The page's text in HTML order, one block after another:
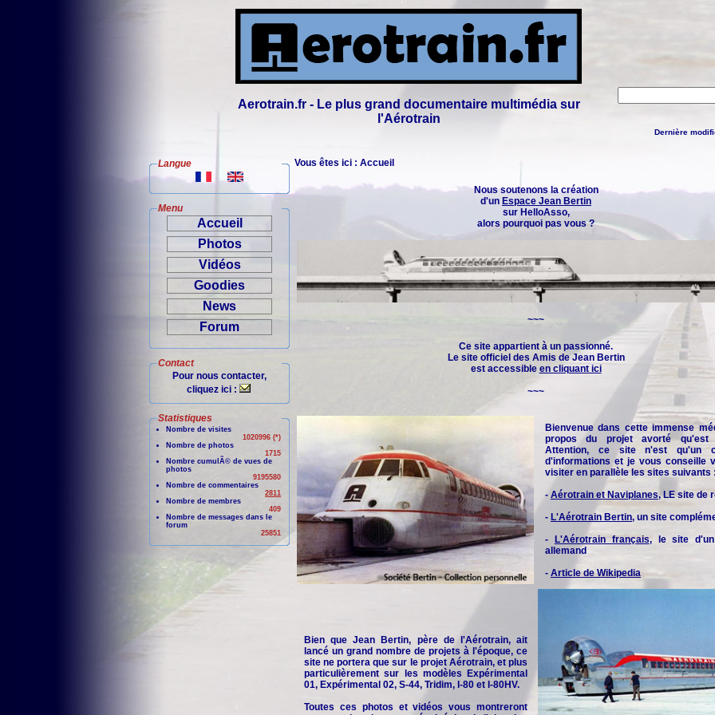
Aerotrain.fr - Le plus grand documentaire multimédia sur
l'Aérotrain
Dernière
Langue
Menu
Accueil
Photos
Vidéos
Goodies
News
Forum
Contact
Pour nous contacter,
cliquez ici :
Statistiques
Nombre de visites
1020996 (*)
Nombre de photos
1715
Nombre cumulÃ© de vues de
photos
9195580
Nombre de commentaires
2811
Nombre de membres
409
Nombre de messages dans le
forum
25851
Vous êtes ici : Accueil
Nous soutenons la création
d'un Espace Jean Bertin
sur HelloAsso,
alors pourquoi pas vous ?
~~~
Ce site appartient à un passionné.
Le site officiel des Amis de Jean Bertin
est accessible en cliquant ici
~~~
Bienvenue dans cette immense
propos du projet avorté qu'est
Attention, ce site n'est qu'un
d'informations et je vous conseille
visiter en parallèle les sites suivants
- Aérotrain et Naviplanes, LE site de
- L'Aérotrain Bertin, un site
-
L'Aérotrain français, le site d'un
allemand
- Article de Wikipedia
Bien que Jean Bertin, père de l'Aérotrain, ait
lancé un grand nombre de projets à l'époque, ce
site ne portera que sur le projet Aérotrain, et plus
particulièrement sur les modèles Expérimental
01, Expérimental 02, S-44, Tridim, I-80 et I-80HV.
Toutes ces photos et vidéos vous montreront